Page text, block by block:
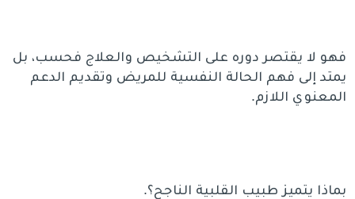
فهو لا يقتصر دوره على التشخيص والعلاج فحسب، بل
يمتد إلى فهم الحالة النفسية للمريض وتقديم الدعم
المعنوي اللازم.
بماذا يتميز طبيب القلبية الناجح؟.